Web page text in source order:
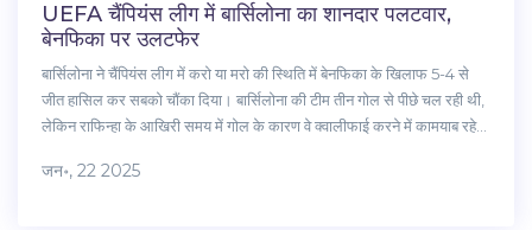
UEFA चैंपियंस लीग में बार्सिलोना का शानदार पलटवार,
बेनफिका पर उलटफेर
बार्सिलोना ने चैंपियंस लीग में करो या मरो की स्थिति में बेनफिका के खिलाफ 5-4 से
जीत हासिल कर सबको चौंका दिया। बार्सिलोना की टीम तीन गोल से पीछे चल रही थी,
लेकिन राफिन्हा के आखिरी समय में गोल के कारण वे क्वालीफाई करने में कामयाब रहे।
की जबरदस्त आक्रमण शैली ने सबको प्रभावित किया।
जन॰, 22 2025